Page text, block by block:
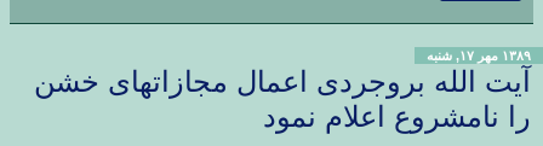
۱۳۸۹ مهر ۱۷, شنبه
آیت الله بروجردی اعمال مجازاتهای خشن
را نامشروع اعلام نمود